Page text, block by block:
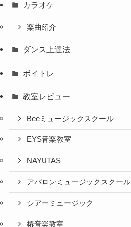
カラオケ
楽曲紹介
ダンス上達法
ボイトレ
教室レビュー
Beeミュージックスクール
EYS音楽教室
NAYUTAS
アバロンミュージックスクール
シアーミュージック
椿音楽教室